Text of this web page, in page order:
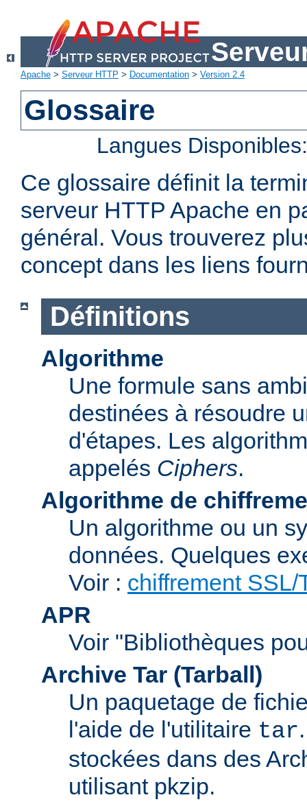
Apache > Serveur HTTP > Documentation > Version 2.4
Glossaire
Langues
Ce glossaire définit la
serveur HTTP Apache en
général. Vous trouverez
concept dans les liens
Définitions
Algorithme
Une formule sans
destinées à résoudre
d'étapes. Les
appelés Ciphers.
Algorithme de
Un algorithme ou un
données. Quelques
Voir : chiffrement SSL/
APR
Voir "Bibliothèques
Archive Tar (Tarball)
Un paquetage de
l'aide de l'utilitaire tar
stockées dans des
utilisant pkzip.